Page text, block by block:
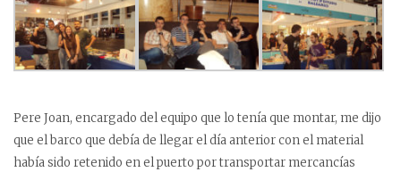
Pere Joan, encargado del equipo que lo tenía que montar, me dijo
que el barco que debía de llegar el día anterior con el material
había sido retenido en el puerto por transportar mercancías